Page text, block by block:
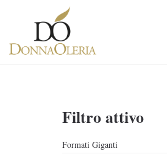
Filtro attivo
Formati Giganti